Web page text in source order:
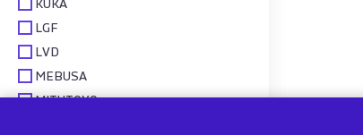
KUKA
LGF
LVD
MEBUSA
MITUTOYO